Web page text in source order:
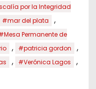
por la Integridad
#mar del plata ,
Permanente de
, #patricia gordon ,
, #Verónica Lagos ,